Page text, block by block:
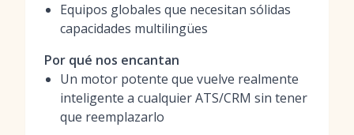
Equipos globales que necesitan sólidas
capacidades multilingües
Por qué nos encantan
Un motor potente que vuelve realmente
inteligente a cualquier ATS/CRM sin tener
que reemplazarlo